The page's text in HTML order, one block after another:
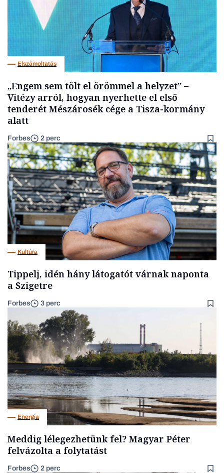
Elszámoltatás
„Engem sem tölt el örömmel a helyzet” –
Vitézy arról, hogyan nyerhette el első
tenderét Mészárosék cége a Tisza-kormány
alatt
Forbes 2 perc
Kultúra
Tippelj, idén hány látogatót várnak naponta
a Szigetre
Forbes 3 perc
Energia
Meddig lélegezhetünk fel? Magyar Péter
felvázolta a folytatást
Forbes 2 perc